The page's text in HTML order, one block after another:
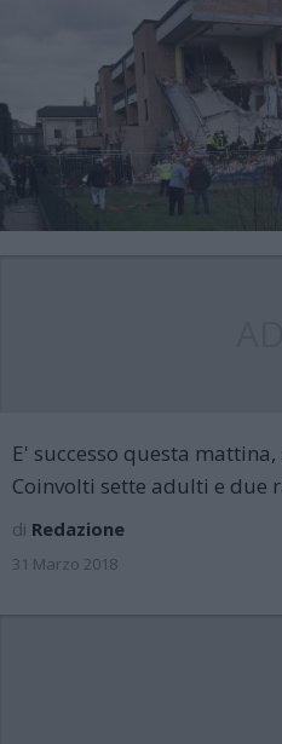
E' successo questa
Coinvolti sette adulti e due
di Redazione
31 Marzo 2018